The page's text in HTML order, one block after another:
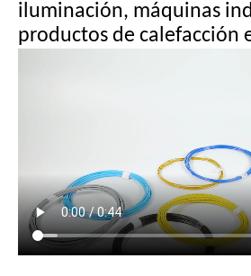
iluminación, máquinas
productos de calefacción